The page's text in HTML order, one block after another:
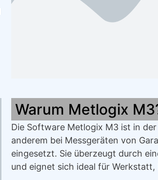
Warum Metlogix
Die Software Metlogix M3 ist in
anderem bei Messgeräten von
eingesetzt. Sie überzeugt durch
und eignet sich ideal für